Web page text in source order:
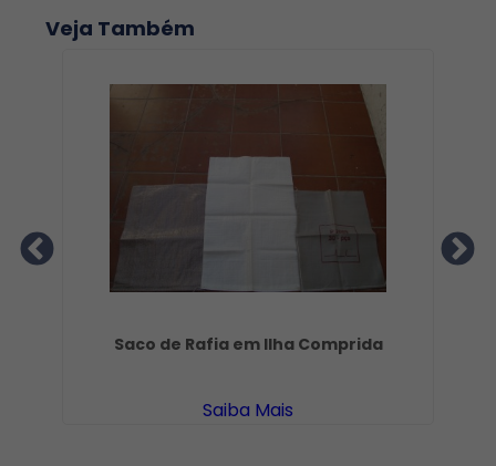
Veja Também
Saco de Rafia em Ilha Comprida
Saiba Mais